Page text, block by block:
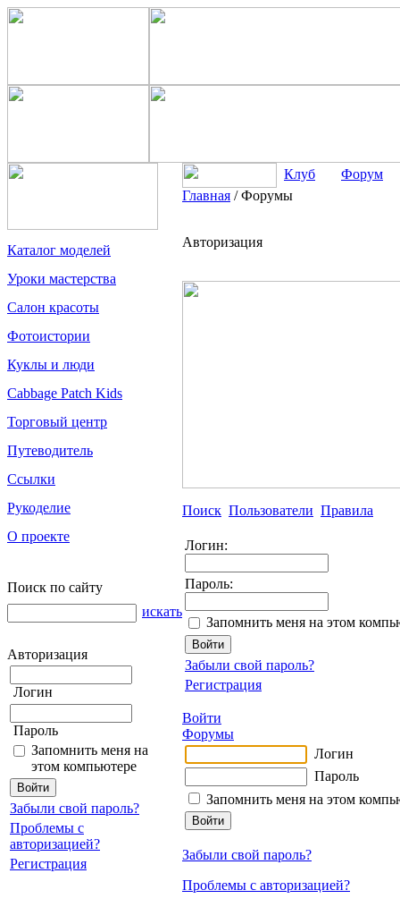
Каталог моделей
Уроки мастерства
Салон красоты
Фотоистории
Куклы и люди
Cabbage Patch Kids
Торговый центр
Путеводитель
Ссылки
Рукоделие
О проекте
Поиск по сайту
искать
Авторизация
Логин
Пароль
Запомнить меня на
этом компьютере
Забыли свой пароль?
Проблемы с
авторизацией?
Регистрация
Клуб
Форум
Главная /Форумы
Авторизация
Поиск Пользователи Правила
Логин:
Пароль:
Запомнить меня на этом
Забыли свой пароль?
Регистрация
Войти
Форумы
Логин
Пароль
Запомнить меня на этом
Забыли свой пароль?
Проблемы с авторизацией?